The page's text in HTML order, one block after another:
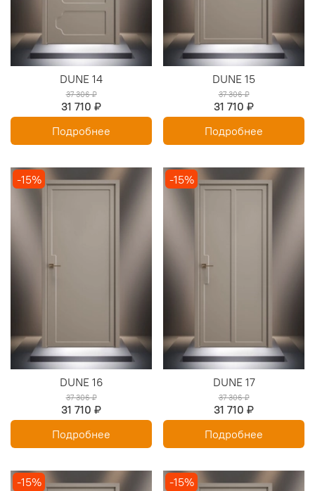
DUNE 14
37 306 ₽
31 710 ₽
Подробнее
DUNE 15
37 306 ₽
31 710 ₽
Подробнее
-15%
DUNE 16
37 306 ₽
31 710 ₽
Подробнее
-15%
DUNE 17
37 306 ₽
31 710 ₽
Подробнее
-15% -15%